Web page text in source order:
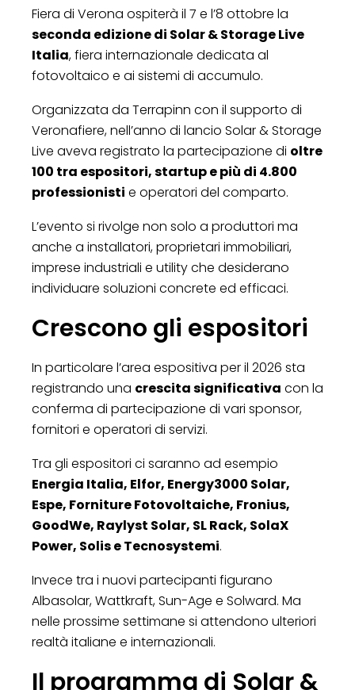
Fiera di Verona ospiterà il 7 e l’8 ottobre la
seconda edizione di Solar & Storage Live
Italia, fiera internazionale dedicata al
fotovoltaico e ai sistemi di accumulo.
Organizzata da Terrapinn con il supporto di
Veronafiere, nell’anno di lancio Solar & Storage
Live aveva registrato la partecipazione di oltre
100 tra espositori, startup e più di 4.800
professionisti e operatori del comparto.
L’evento si rivolge non solo a produttori ma
anche a installatori, proprietari immobiliari,
imprese industriali e utility che desiderano
individuare soluzioni concrete ed efficaci.
Crescono gli espositori
In particolare l’area espositiva per il 2026 sta
registrando una crescita significativa con la
conferma di partecipazione di vari sponsor,
fornitori e operatori di servizi.
Tra gli espositori ci saranno ad esempio
Energia Italia, Elfor, Energy3000 Solar,
Espe, Forniture Fotovoltaiche, Fronius,
GoodWe, Raylyst Solar, SL Rack, SolaX
Power, Solis e Tecnosystemi.
Invece tra i nuovi partecipanti figurano
Albasolar, Wattkraft, Sun-Age e Solward. Ma
nelle prossime settimane si attendono ulteriori
realtà italiane e internazionali.
Il programma di Solar &